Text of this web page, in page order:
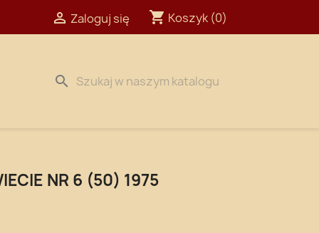
 Zaloguj się shopping_cart Koszyk (0)
search
NR 6 (50) 1975